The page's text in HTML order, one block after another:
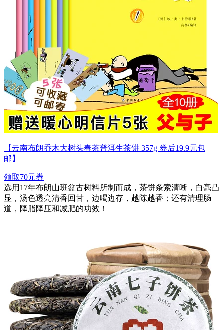
【云南布朗乔木大树头春茶普洱生茶饼 357g 券后19.9元包
邮】
领取70元券
选用17年布朗山班盆古树料所制而成，茶饼条索清晰，白毫凸
显，汤色透亮清香回甘，边喝边存，越陈越香；还有清理肠
道，降脂降压和减肥的功效！